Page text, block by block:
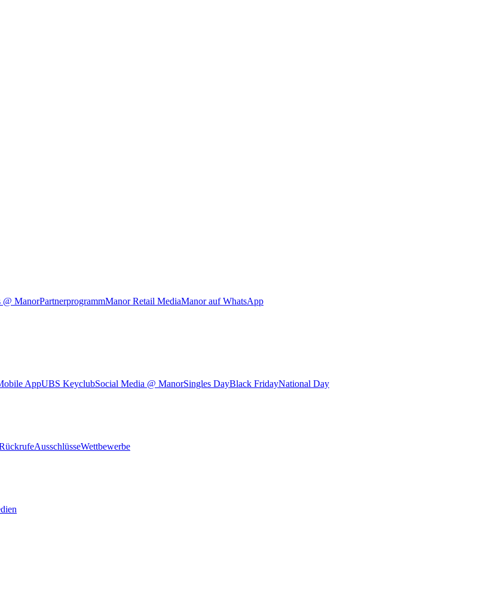
@ ManorPartnerprogrammManor Retail MediaManor auf WhatsApp
AppUBS KeyclubSocial Media @ ManorSingles DayBlack FridayNational Day
AusschlüsseWettbewerbe